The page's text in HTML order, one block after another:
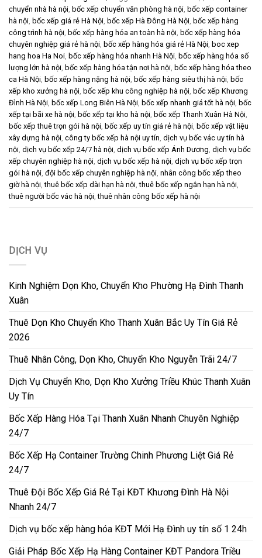
chuyển nhà hà nội, bốc xếp chuyển văn phòng hà nội, bốc xếp container
hà nội, bốc xếp giá rẻ Hà Nội, bốc xếp Hà Đông Hà Nội, bốc xếp hàng
công trình hà nội, bốc xếp hàng hóa an toàn hà nội, bốc xếp hàng hóa
chuyên nghiệp giá rẻ hà nội, bốc xếp hàng hóa giá rẻ Hà Nội, boc xep
hang hoa Ha Noi, bốc xếp hàng hóa nhanh Hà Nội, bốc xếp hàng hóa số
lượng lớn hà nội, bốc xếp hàng hóa tận nơi hà nội, bốc xếp hàng hóa theo
ca Hà Nội, bốc xếp hàng nặng hà nội, bốc xếp hàng siêu thị hà nội, bốc
xếp kho xưởng hà nội, bốc xếp khu công nghiệp hà nội, bốc xếp Khương
Đình Hà Nội, bốc xếp Long Biên Hà Nội, bốc xếp nhanh giá tốt hà nội, bốc
xếp tại bãi xe hà nội, bốc xếp tại kho hà nội, bốc xếp Thanh Xuân Hà Nội,
bốc xếp thuê trọn gói hà nội, bốc xếp uy tín giá rẻ hà nội, bốc xếp vật liệu
xây dựng hà nội, công ty bốc xếp hà nội uy tín, dịch vụ bốc vác uy tín hà
nội, dịch vụ bốc xếp 24/7 hà nội, dịch vụ bốc xếp Ánh Dương, dịch vụ bốc
xếp chuyên nghiệp hà nội, dịch vụ bốc xếp hà nội, dịch vụ bốc xếp trọn
gói hà nội, đội bốc xếp chuyên nghiệp hà nội, nhân công bốc xếp theo
giờ hà nội,thuê bốc xếp dài hạn hà nội,thuê bốc xếp ngắn hạn hà nội,
thuê người bốc vác hà nội,thuê nhân công bốc xếp hà nội
DỊCH VỤ
Kinh Nghiệm Dọn Kho, Chuyển Kho Phường Hạ Đình Thanh
Xuân
Thuê Dọn Kho Chuyển Kho Thanh Xuân Bắc Uy Tín Giá Rẻ
2026
Thuê Nhân Công, Dọn Kho, Chuyển Kho Nguyễn Trãi 24/7
Dịch Vụ Chuyển Kho, Dọn Kho Xưởng Triều Khúc Thanh Xuân
Uy Tín
Bốc Xếp Hàng Hóa Tại Thanh Xuân Nhanh Chuyên Nghiệp
24/7
Bốc Xếp Hạ Container Trường Chinh Phương Liệt Giá Rẻ
24/7
Thuê Đội Bốc Xếp Giá Rẻ Tại KĐT Khương Đình Hà Nội
Nhanh 24/7
Dịch vụ bốc xếp hàng hóa KĐT Mới Hạ Đình uy tín số 1 24h
Giải Pháp Bốc Xếp Hạ Hàng Container KĐT Pandora Triều